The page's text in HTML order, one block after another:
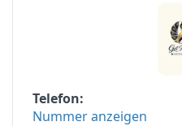
Telefon
Nummer anzeigen